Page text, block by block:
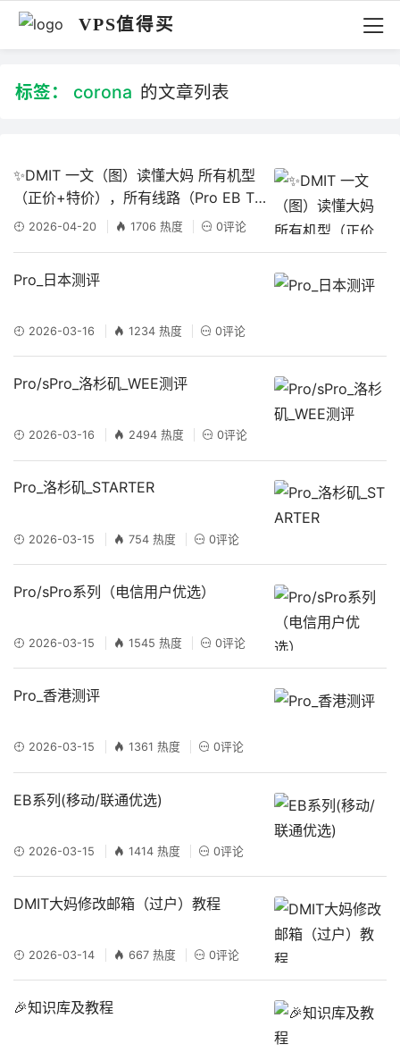
VPS值得买
标签： corona 的文章列表
✨DMIT 一文（图）读懂大妈 所有机型
（正价+特价），所有线路（Pro EB T
1)，所有运营区域（洛杉矶 日本 中国香
2026-04-20 1706 热度 0评论
Pro_日本测评
2026-03-16 1234 热度 0评论
Pro/sPro_洛杉矶_WEE测评
2026-03-16 2494 热度 0评论
Pro_洛杉矶_STARTER
2026-03-15 754 热度 0评论
Pro/sPro系列（电信用户优选）
2026-03-15 1545 热度 0评论
Pro_香港测评
2026-03-15 1361 热度 0评论
EB系列(移动/联通优选)
2026-03-15 1414 热度 0评论
DMIT大妈修改邮箱（过户）教程
2026-03-14 667 热度 0评论
🎉知识库及教程